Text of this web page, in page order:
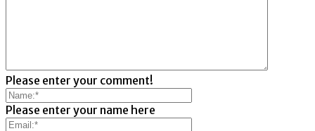
Please enter your comment!
Please enter your name here